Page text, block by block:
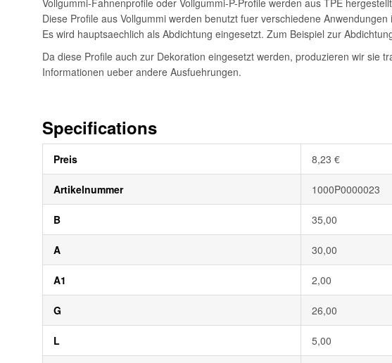
Vollgummi-Fahnenprofile oder Vollgummi-P-Profile werden aus TPE
Diese Profile aus Vollgummi werden benutzt fuer verschiedene
Es wird hauptsaechlich als Abdichtung eingesetzt. Zum Beispiel zur
Da diese Profile auch zur Dekoration eingesetzt werden, produzieren wir sie
Informationen ueber andere Ausfuehrungen.
Specifications
Informationen
Preis 8,23 €
Artikelnummer 1000P0000023
B 35,00
A 30,00
A1 2,00
G 26,00
L 5,00